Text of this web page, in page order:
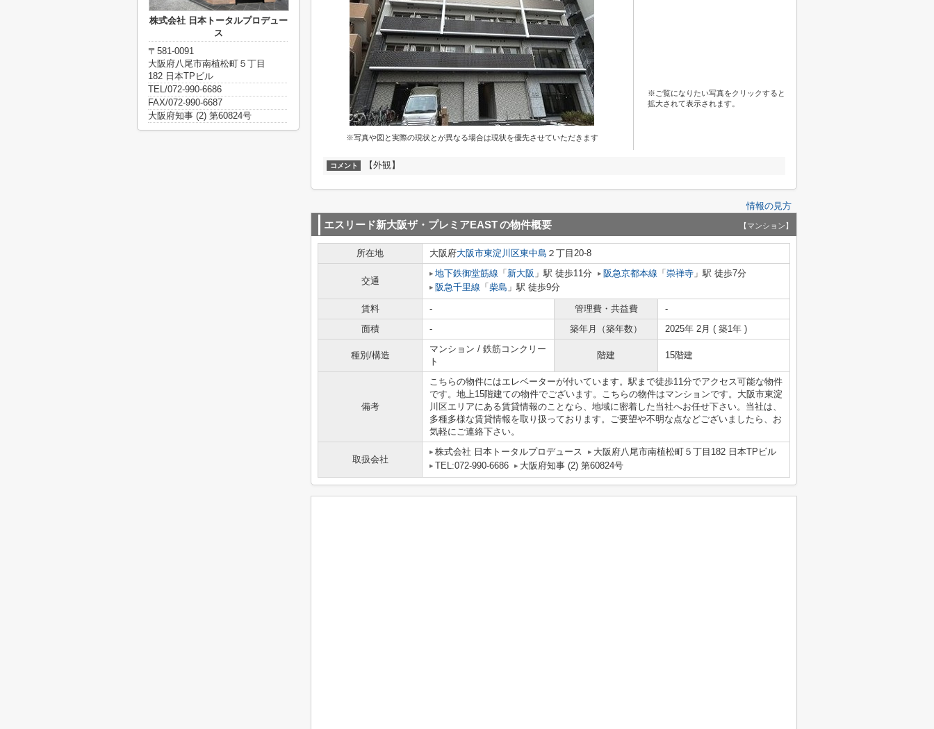
※写真や図と実際の現状とが異なる場合は現状を優先させていただきます
※ご覧になりたい写真をクリックすると
拡大されて表示されます。
コメント 【外観】
情報の見方
エスリード新大阪ザ・プレミアEASTの物件概要 【マンション】
所在地 大阪府大阪市東淀川区東中島 ２丁目20-8
交通
地下鉄御堂筋線 「 新大阪 」駅 徒歩11分 阪急京都本線 「 崇禅寺 」駅 徒歩7分
阪急千里線 「 柴島 」駅 徒歩9分
賃料 - 管理費・共益費
-
面積
- 築年月（築年数） 2025年 2月 ( 築1年 )
種別/構造
マンション / 鉄筋コンクリー
ト
階建 15階建
備考
こちらの物件にはエレベーターが付いています。駅まで徒歩11分でアクセス可能な物件
です。地上15階建ての物件でございます。こちらの物件はマンションです。大阪市東淀
川区エリアにある賃貸情報のことなら、地域に密着した当社へお任せ下さい。当社は、
多種多様な賃貸情報を取り扱っております。ご要望や不明な点などございましたら、お
気軽にご連絡下さい。
取扱会社
株式会社 日本トータルプロデュース
大阪府八尾市南植松町５丁目182 日本TPビル
TEL:072-990-6686
大阪府知事 (2) 第60824号
株式会社 日本トータルプロデュー
ス
〒581-0091
大阪府八尾市南植松町５丁目
182 日本TPビル
TEL/072-990-6686
FAX/072-990-6687
大阪府知事 (2) 第60824号